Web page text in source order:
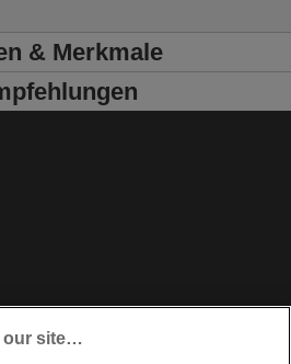
& Merkmale
our site…